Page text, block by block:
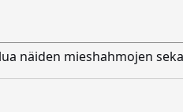
näiden mieshahmojen